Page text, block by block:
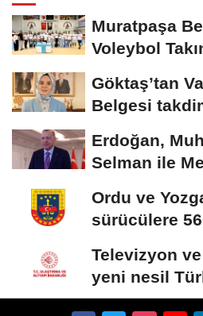
Muratpaşa
Voleybol
Göktaş’tan
Belgesi
Erdoğan,
Selman ile
Ordu ve
sürücülere
Televizyon
yeni nesil
aktarılacak